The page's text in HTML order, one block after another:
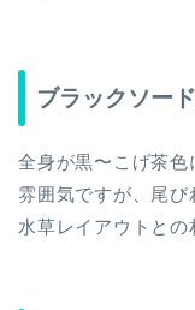
ブラックソー
全身が黒〜こげ茶色
雰囲気ですが、尾び
水草レイアウトとの